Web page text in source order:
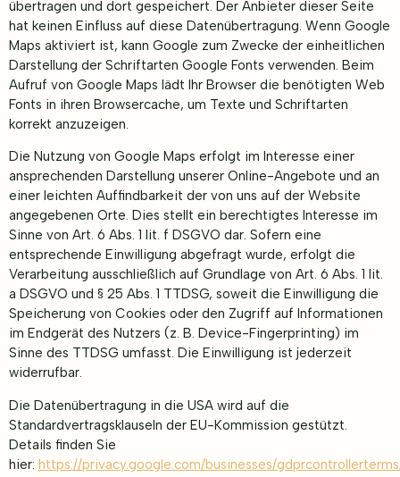
übertragen und dort gespeichert. Der Anbieter dieser Seite
hat keinen Einfluss auf diese Datenübertragung. Wenn Google
Maps aktiviert ist, kann Google zum Zwecke der einheitlichen
Darstellung der Schriftarten Google Fonts verwenden. Beim
Aufruf von Google Maps lädt Ihr Browser die benötigten Web
Fonts in ihren Browsercache, um Texte und Schriftarten
korrekt anzuzeigen.
Die Nutzung von Google Maps erfolgt im Interesse einer
ansprechenden Darstellung unserer Online-Angebote und an
einer leichten Auffindbarkeit der von uns auf der Website
angegebenen Orte. Dies stellt ein berechtigtes Interesse im
Sinne von Art. 6 Abs. 1 lit. f DSGVO dar. Sofern eine
entsprechende Einwilligung abgefragt wurde, erfolgt die
Verarbeitung ausschließlich auf Grundlage von Art. 6 Abs. 1 lit.
a DSGVO und § 25 Abs. 1 TTDSG, soweit die Einwilligung die
Speicherung von Cookies oder den Zugriff auf Informationen
im Endgerät des Nutzers (z. B. Device-Fingerprinting) im
Sinne des TTDSG umfasst. Die Einwilligung ist jederzeit
widerrufbar.
Die Datenübertragung in die USA wird auf die
Standardvertragsklauseln der EU-Kommission gestützt.
Details finden Sie
hier: https://privacy.google.com/businesses/